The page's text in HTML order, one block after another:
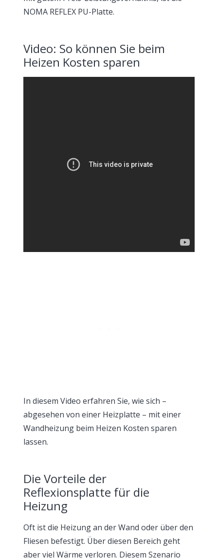
NOMA REFLEX PU-Platte.
Video: So können Sie beim
Heizen Kosten sparen
In diesem Video erfahren Sie, wie sich –
abgesehen von einer Heizplatte – mit einer
Wandheizung beim Heizen Kosten sparen
lassen.
Die Vorteile der
Reflexionsplatte für die
Heizung
Oft ist die Heizung an der Wand oder über den
Fliesen befestigt. Über diesen Bereich geht
aber viel Wärme verloren. Diesem Szenario